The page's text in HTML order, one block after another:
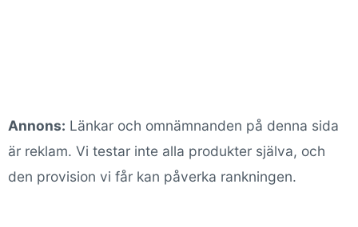
Annons: Länkar och omnämnanden på denna sida
är reklam. Vi testar inte alla produkter själva, och
den provision vi får kan påverka rankningen.